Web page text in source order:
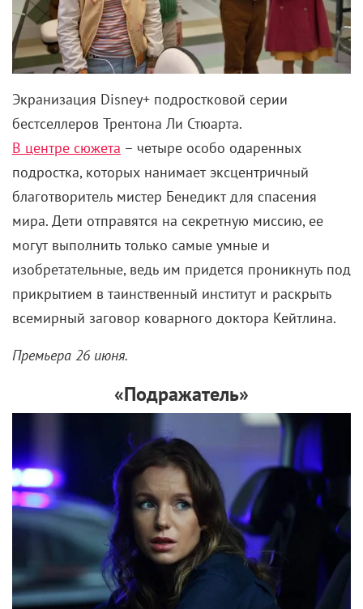
Экранизация Disney+ подростковой серии
бестселлеров Трентона Ли Стюарта.
В центре сюжета – четыре особо одаренных
подростка, которых нанимает эксцентричный
благотворитель мистер Бенедикт для спасения
мира. Дети отправятся на секретную миссию, ее
могут выполнить только самые умные и
изобретательные, ведь им придется проникнуть под
прикрытием в таинственный институт и раскрыть
всемирный заговор коварного доктора Кейтлина.
Премьера 26 июня.
«Подражатель»